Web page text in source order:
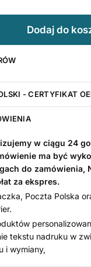
Dodaj do
- CERTYFIKAT
w ciągu 24
ma być
do zamówienia,
za ekspres.
Poczta Polska
tekstu nadruku w
i wymiany,